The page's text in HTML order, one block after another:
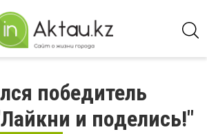
победитель
и поделись!"